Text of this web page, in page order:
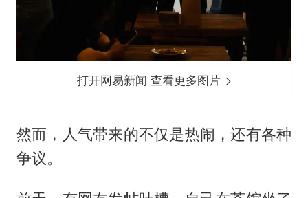
打开网易新闻 查看更多图片
然而，人气带来的不仅是热闹，还有各种
争议。